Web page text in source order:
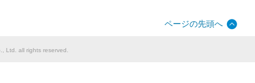
ページの先頭へ
Ltd. all rights reserved.